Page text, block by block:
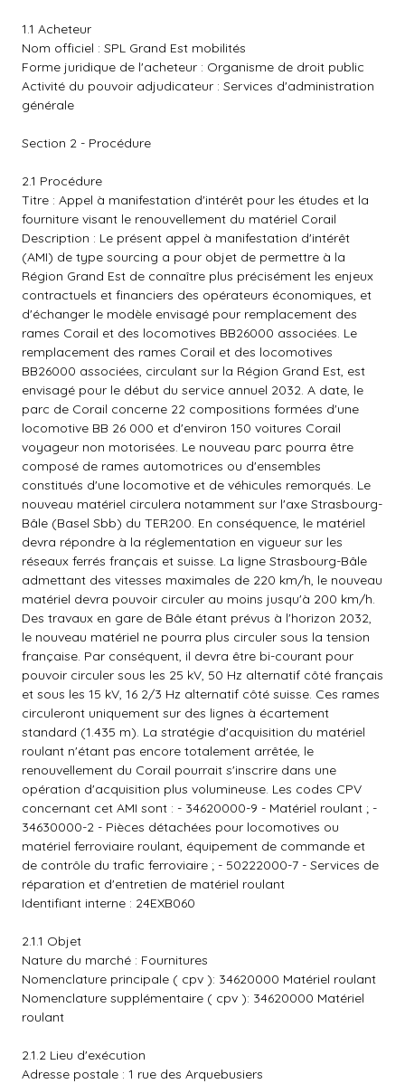
1.1 Acheteur
Nom officiel : SPL Grand Est mobilités
Forme juridique de l'acheteur : Organisme de droit public
Activité du pouvoir adjudicateur : Services d'administration
générale
Section 2 - Procédure
2.1 Procédure
Titre : Appel à manifestation d'intérêt pour les études et la
fourniture visant le renouvellement du matériel Corail
Description : Le présent appel à manifestation d'intérêt
(AMI) de type sourcing a pour objet de permettre à la
Région Grand Est de connaître plus précisément les enjeux
contractuels et financiers des opérateurs économiques, et
d'échanger le modèle envisagé pour remplacement des
rames Corail et des locomotives BB26000 associées. Le
remplacement des rames Corail et des locomotives
BB26000 associées, circulant sur la Région Grand Est, est
envisagé pour le début du service annuel 2032. A date, le
parc de Corail concerne 22 compositions formées d'une
locomotive BB 26 000 et d'environ 150 voitures Corail
voyageur non motorisées. Le nouveau parc pourra être
composé de rames automotrices ou d'ensembles
constitués d'une locomotive et de véhicules remorqués. Le
nouveau matériel circulera notamment sur l'axe Strasbourg-
Bâle (Basel Sbb) du TER200. En conséquence, le matériel
devra répondre à la réglementation en vigueur sur les
réseaux ferrés français et suisse. La ligne Strasbourg-Bâle
admettant des vitesses maximales de 220 km/h, le nouveau
matériel devra pouvoir circuler au moins jusqu'à 200 km/h.
Des travaux en gare de Bâle étant prévus à l'horizon 2032,
le nouveau matériel ne pourra plus circuler sous la tension
française. Par conséquent, il devra être bi-courant pour
pouvoir circuler sous les 25 kV, 50 Hz alternatif côté français
et sous les 15 kV, 16 2/3 Hz alternatif côté suisse. Ces rames
circuleront uniquement sur des lignes à écartement
standard (1.435 m). La stratégie d'acquisition du matériel
roulant n'étant pas encore totalement arrêtée, le
renouvellement du Corail pourrait s'inscrire dans une
opération d'acquisition plus volumineuse. Les codes CPV
concernant cet AMI sont : - 34620000-9 - Matériel roulant ; -
34630000-2 - Pièces détachées pour locomotives ou
matériel ferroviaire roulant, équipement de commande et
de contrôle du trafic ferroviaire ; - 50222000-7 - Services de
réparation et d'entretien de matériel roulant
Identifiant interne : 24EXB060
2.1.1 Objet
Nature du marché : Fournitures
Nomenclature principale ( cpv ): 34620000 Matériel roulant
Nomenclature supplémentaire ( cpv ): 34620000 Matériel
roulant
2.1.2 Lieu d'exécution
Adresse postale : 1 rue des Arquebusiers